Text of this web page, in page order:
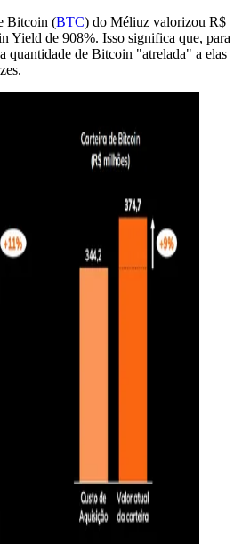
Bitcoin (BTC) do Méliuz valorizou R$
Yield de 908%. Isso significa que, para
quantidade de Bitcoin "atrelada" a elas